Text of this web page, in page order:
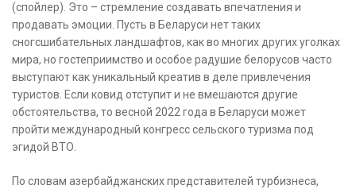
(спойлер). Это – стремление создавать впечатления и
продавать эмоции. Пусть в Беларуси нет таких
сногсшибательных ландшафтов, как во многих других уголках
мира, но гостеприимство и особое радушие белорусов часто
выступают как уникальный креатив в деле привлечения
туристов. Если ковид отступит и не вмешаются другие
обстоятельства, то весной 2022 года в Беларуси может
пройти международный конгресс сельского туризма под
эгидой ВТО.
По словам азербайджанских представителей турбизнеса,